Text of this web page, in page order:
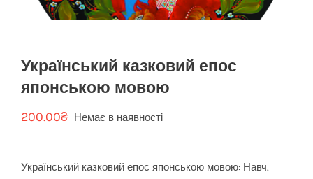
Український казковий епос
японською мовою
200.00₴ Немає в наявності
Український казковий епос японською мовою: Навч.